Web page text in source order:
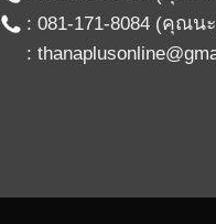
: 081-171-8084(คุณน
: